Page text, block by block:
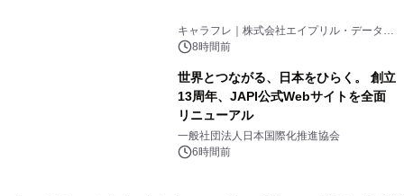
キャラフレ｜株式会社エイプリル・データ・
デザインズ
8時間前
世界とつながる、日本をひらく。 創立
13周年、JAPI公式Webサイトを全面
リニューアル
一般社団法人日本国際化推進協会
6時間前